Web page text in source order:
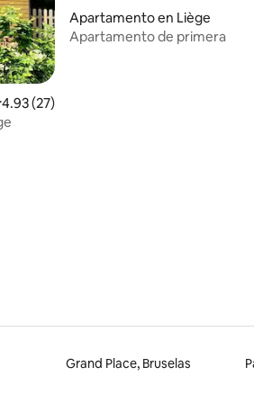
promedio: 4.93 de 5, 27 reseñas
4.93 (27)
Apartamento en Liège
Apartamento de primera
Grand Place, Bruselas